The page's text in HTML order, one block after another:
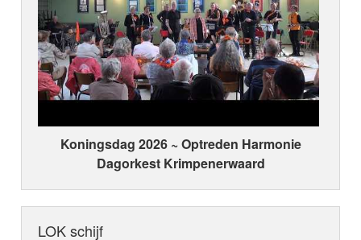
Koningsdag 2026 ~ Optreden Harmonie
Dagorkest Krimpenerwaard
LOK schijf